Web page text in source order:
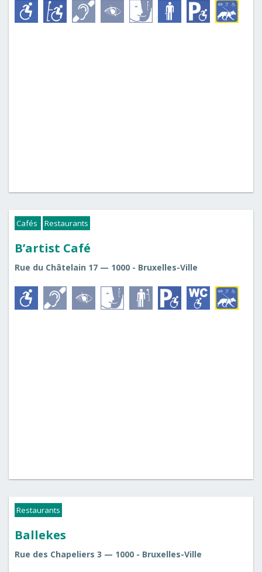
Cafés Restaurants
B’artist Café
Rue du Châtelain 17 — 1000 - Bruxelles-Ville
Restaurants
Ballekes
Rue des Chapeliers 3 — 1000 - Bruxelles-Ville